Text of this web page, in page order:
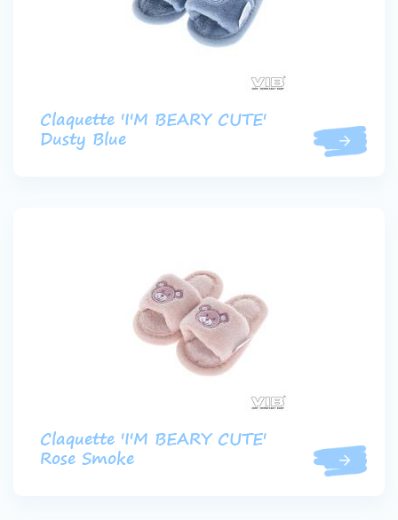
Claquette 'I'M BEARY CUTE'
Dusty Blue
Claquette 'I'M BEARY CUTE'
Rose Smoke